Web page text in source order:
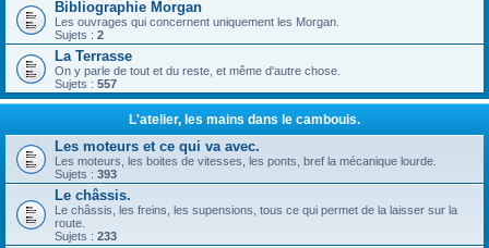
Bibliographie Morgan
Les ouvrages qui concernent uniquement les Morgan.
Sujets : 2
La Terrasse
On y parle de tout et du reste, et même d'autre chose.
Sujets : 557
L'atelier, les mains dans le cambouis.
Les moteurs et ce qui va avec.
Les moteurs, les boites de vitesses, les ponts, bref la mécanique lourde.
Sujets : 393
Le châssis.
Le châssis, les freins, les supensions, tous ce qui permet de la laisser sur la
route.
Sujets : 233